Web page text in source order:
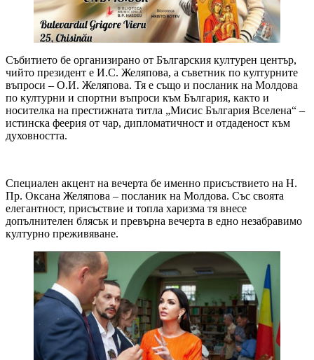
Събитието бе организирано от Българския културен център,
чийто президент е И.С. Желяпова, а съветник по културните
въпроси – О.И. Желяпова. Тя е също и посланик на Молдова
по културни и спортни въпроси към България, както и
носителка на престижната титла „Мисис България Вселена“ –
истинска феерия от чар, дипломатичност и отдаденост към
духовността.
Специален акцент на вечерта бе именно присъствието на Н.
Пр. Оксана Желяпова – посланик на Молдова. Със своята
елегантност, присъствие и топла харизма тя внесе
допълнителен блясък и превърна вечерта в едно незабравимо
културно преживяване.